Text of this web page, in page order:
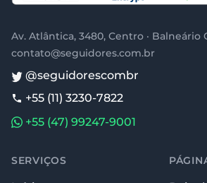
Av. Atlântica, 3480, Centro · Balneário
contato@seguidores.com.br
@seguidorescombr
+55 (11) 3230-7822
+55 (47) 99247-9001
SERVIÇOS